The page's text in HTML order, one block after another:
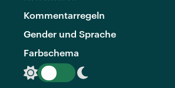
Kommentarregeln
Gender und Sprache
Farbschema